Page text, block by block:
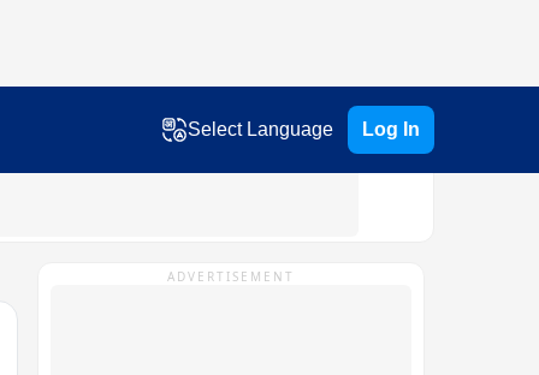
Select Language Log In
ADVERTISEMENT